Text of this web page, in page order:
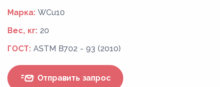
Марка: WCu10
Вес, кг: 20
ГОСТ: ASTM B702 - 93 (2010)
Отправить запрос